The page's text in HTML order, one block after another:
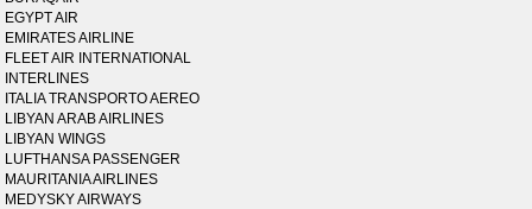
EGYPT AIR
EMIRATES AIRLINE
FLEET AIR INTERNATIONAL
INTERLINES
ITALIA TRANSPORTO AEREO
LIBYAN ARAB AIRLINES
LIBYAN WINGS
LUFTHANSA PASSENGER
MAURITANIA AIRLINES
MEDYSKY AIRWAYS